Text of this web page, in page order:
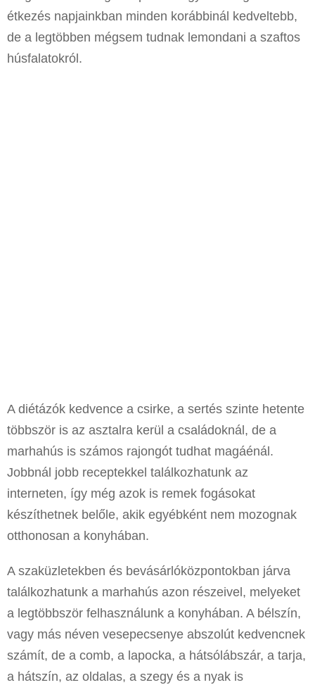
étkezés napjainkban minden korábbinál kedveltebb,
de a legtöbben mégsem tudnak lemondani a szaftos
húsfalatokról.
A diétázók kedvence a csirke, a sertés szinte hetente
többször is az asztalra kerül a családoknál, de a
marhahús is számos rajongót tudhat magáénál.
Jobbnál jobb receptekkel találkozhatunk az
interneten, így még azok is remek fogásokat
készíthetnek belőle, akik egyébként nem mozognak
otthonosan a konyhában.
A szaküzletekben és bevásárlóközpontokban járva
találkozhatunk a marhahús azon részeivel, melyeket
a legtöbbször felhasználunk a konyhában. A bélszín,
vagy más néven vesepecsenye abszolút kedvencnek
számít, de a comb, a lapocka, a hátsólábszár, a tarja,
a hátszín, az oldalas, a szegy és a nyak is